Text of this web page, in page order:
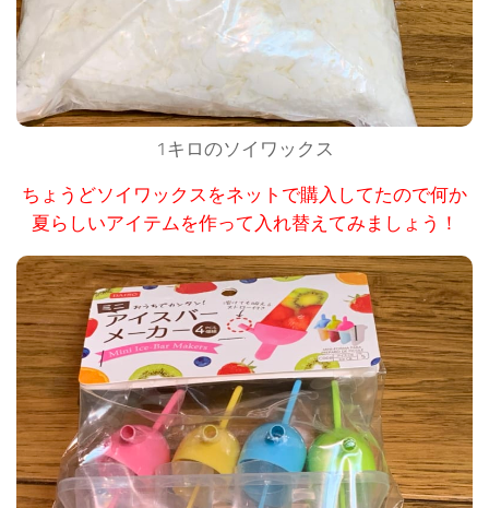
1キロのソイワックス
ちょうどソイワックスをネットで購入してたので何か
夏らしいアイテムを作って入れ替えてみましょう！